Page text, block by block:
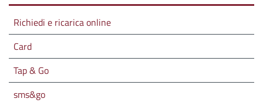
Richiedi e ricarica online
Card
Tap & Go
sms&go